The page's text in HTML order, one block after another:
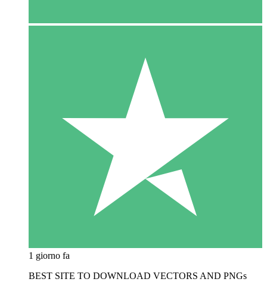
1 giorno fa
BEST SITE TO DOWNLOAD VECTORS AND PNGs